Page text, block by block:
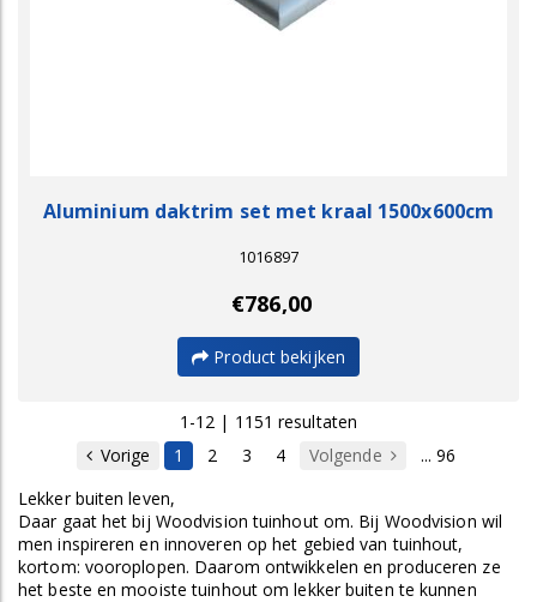
Aluminium daktrim set met kraal 1500x600cm
1016897
€786,00
Product bekijken
1-12 | 1151 resultaten
Vorige
1 2 3 4 Volgende
... 96
Lekker buiten leven,
Daar gaat het bij Woodvision tuinhout om. Bij Woodvision wil
men inspireren en innoveren op het gebied van tuinhout,
kortom: vooroplopen. Daarom ontwikkelen en produceren ze
het beste en mooiste tuinhout om lekker buiten te kunnen